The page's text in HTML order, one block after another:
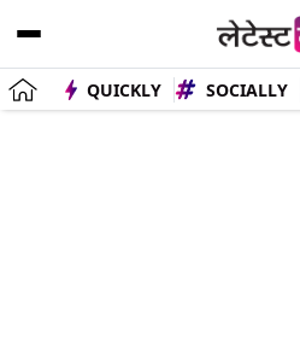
QUICKLY SOCIALLY